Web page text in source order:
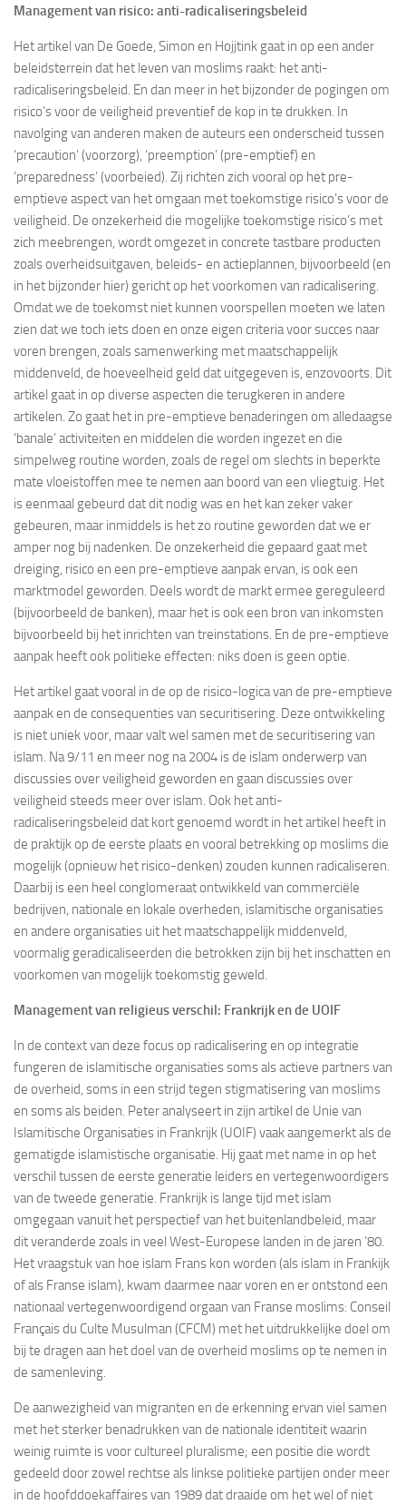
Management van risico: anti-radicaliseringsbeleid
Het artikel van De Goede, Simon en Hojjtink gaat in op een ander
beleidsterrein dat het leven van moslims raakt: het anti-
radicaliseringsbeleid. En dan meer in het bijzonder de pogingen om
risico’s voor de veiligheid preventief de kop in te drukken. In
navolging van anderen maken de auteurs een onderscheid tussen
‘precaution’ (voorzorg), ‘preemption’ (pre-emptief) en
‘preparedness’ (voorbeied). Zij richten zich vooral op het pre-
emptieve aspect van het omgaan met toekomstige risico’s voor de
veiligheid. De onzekerheid die mogelijke toekomstige risico’s met
zich meebrengen, wordt omgezet in concrete tastbare producten
zoals overheidsuitgaven, beleids- en actieplannen, bijvoorbeeld (en
in het bijzonder hier) gericht op het voorkomen van radicalisering.
Omdat we de toekomst niet kunnen voorspellen moeten we laten
zien dat we toch iets doen en onze eigen criteria voor succes naar
voren brengen, zoals samenwerking met maatschappelijk
middenveld, de hoeveelheid geld dat uitgegeven is, enzovoorts. Dit
artikel gaat in op diverse aspecten die terugkeren in andere
artikelen. Zo gaat het in pre-emptieve benaderingen om alledaagse
‘banale’ activiteiten en middelen die worden ingezet en die
simpelweg routine worden, zoals de regel om slechts in beperkte
mate vloeistoffen mee te nemen aan boord van een vliegtuig. Het
is eenmaal gebeurd dat dit nodig was en het kan zeker vaker
gebeuren, maar inmiddels is het zo routine geworden dat we er
amper nog bij nadenken. De onzekerheid die gepaard gaat met
dreiging, risico en een pre-emptieve aanpak ervan, is ook een
marktmodel geworden. Deels wordt de markt ermee gereguleerd
(bijvoorbeeld de banken), maar het is ook een bron van inkomsten
bijvoorbeeld bij het inrichten van treinstations. En de pre-emptieve
aanpak heeft ook politieke effecten: niks doen is geen optie.
Het artikel gaat vooral in de op de risico-logica van de pre-emptieve
aanpak en de consequenties van securitisering. Deze ontwikkeling
is niet uniek voor, maar valt wel samen met de securitisering van
islam. Na 9/11 en meer nog na 2004 is de islam onderwerp van
discussies over veiligheid geworden en gaan discussies over
veiligheid steeds meer over islam. Ook het anti-
radicaliseringsbeleid dat kort genoemd wordt in het artikel heeft in
de praktijk op de eerste plaats en vooral betrekking op moslims die
mogelijk (opnieuw het risico-denken) zouden kunnen radicaliseren.
Daarbij is een heel conglomeraat ontwikkeld van commerciële
bedrijven, nationale en lokale overheden, islamitische organisaties
en andere organisaties uit het maatschappelijk middenveld,
voormalig geradicaliseerden die betrokken zijn bij het inschatten en
voorkomen van mogelijk toekomstig geweld.
Management van religieus verschil: Frankrijk en de UOIF
In de context van deze focus op radicalisering en op integratie
fungeren de islamitische organisaties soms als actieve partners van
de overheid, soms in een strijd tegen stigmatisering van moslims
en soms als beiden. Peter analyseert in zijn artikel de Unie van
Islamitische Organisaties in Frankrijk (UOIF) vaak aangemerkt als de
gematigde islamistische organisatie. Hij gaat met name in op het
verschil tussen de eerste generatie leiders en vertegenwoordigers
van de tweede generatie. Frankrijk is lange tijd met islam
omgegaan vanuit het perspectief van het buitenlandbeleid, maar
dit veranderde zoals in veel West-Europese landen in de jaren ’80.
Het vraagstuk van hoe islam Frans kon worden (als islam in Frankijk
of als Franse islam), kwam daarmee naar voren en er ontstond een
nationaal vertegenwoordigend orgaan van Franse moslims: Conseil
Français du Culte Musulman (CFCM) met het uitdrukkelijke doel om
bij te dragen aan het doel van de overheid moslims op te nemen in
de samenleving.
De aanwezigheid van migranten en de erkenning ervan viel samen
met het sterker benadrukken van de nationale identiteit waarin
weinig ruimte is voor cultureel pluralisme; een positie die wordt
gedeeld door zowel rechtse als linkse politieke partijen onder meer
in de hoofddoekaffaires van 1989 dat draaide om het wel of niet